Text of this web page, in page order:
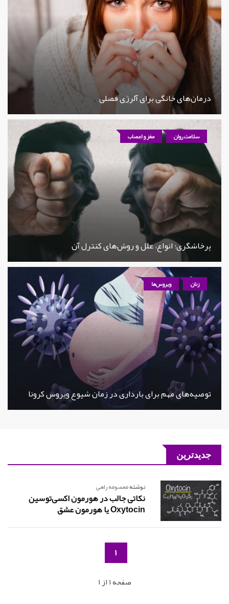
درمان‌های خانگی برای آلرژی فصلی
سلامت روان مغز و اعصاب
پرخاشگری؛ انواع، علل و روش‌های کنترل آن
زنان ویروس‌ها
توصیه‌های مهم برای بارداری در زمان شیوع ویروس کرونا
جدیدترین
نوشتهمعصومه راهی
نکاتی جالب در هورمون اکسی‌توسین
Oxytocin یا هورمون عشق
1
صفحه 1 از 1